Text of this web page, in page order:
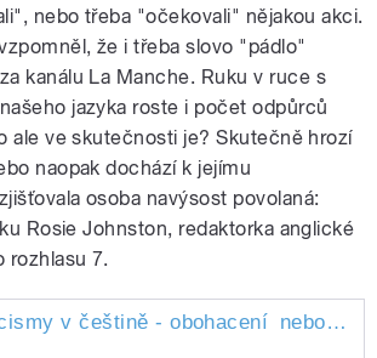
nebo třeba "očekovali" nějakou akci.
že i třeba slovo "pádlo"
kanálu La Manche. Ruku v ruce s
jazyka roste i počet odpůrců
ale ve skutečnosti je? Skutečně hrozí
naopak dochází k jejímu
osoba navýsost povolaná:
Rosie Johnston, redaktorka anglické
rozhlasu 7.
češtině - obohacení nebo
v češtině - obohacení nebo hrozba?